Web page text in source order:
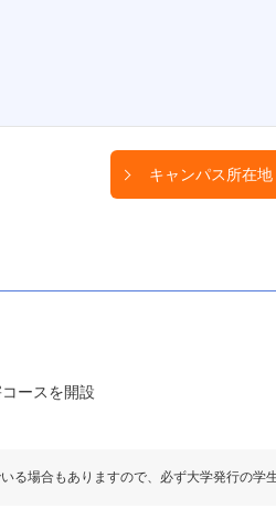
キャンパス所在地
ースを開設
場合もありますので、必ず大学発行の学